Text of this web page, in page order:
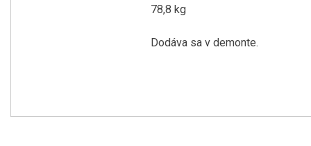
78,8 kg
Dodáva sa v demonte.